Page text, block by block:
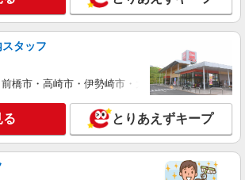
タッフ
橋市・高崎市・伊勢崎市・太田市・館林市・藤
る とりあえずキープ